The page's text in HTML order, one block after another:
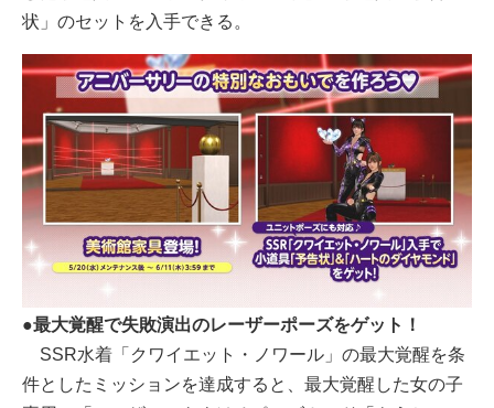
状」のセットを入手できる。
●最大覚醒で失敗演出のレーザーポーズをゲット！
SSR水着「クワイエット・ノワール」の最大覚醒を条
件としたミッションを達成すると、最大覚醒した女の子